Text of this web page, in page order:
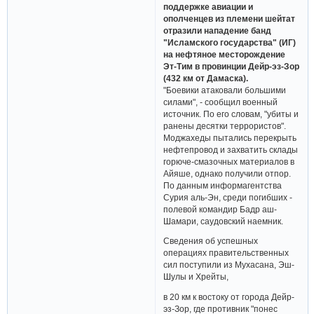
поддержке авиации и
ополченцев из племени шейтат
отразили нападение банд
"Исламского государства" (ИГ)
на нефтяное месторождение
Эт-Тим в провинции Дейр-эз-Зор
(432 км от Дамаска).
"Боевики атаковали большими
силами", - сообщил военный
источник. По его словам, "убиты и
ранены десятки террористов".
Моджахеды пытались перекрыть
нефтепровод и захватить склады
горюче-смазочных материалов в
Айяше, однако получили отпор.
По данным информагентства
Сурия аль-Эн, среди погибших -
полевой командир Бадр аш-
Шамари, саудовский наемник.
Сведения об успешных
операциях правительственных
сил поступили из Мухасана, Эш-
Шулы и Хрейты,
в 20 км к востоку от города Дейр-
эз-Зор, где противник "понес